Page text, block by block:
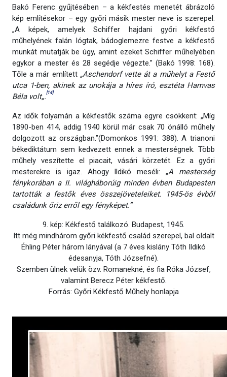
Bakó Ferenc gyűjtésében – a kékfestés menetét ábrázoló
kép említésekor – egy győri másik mester neve is szerepel:
„A képek, amelyek Schiffer hajdani győri kékfestő
műhelyének falán lógtak, bádoglemezre festve a kékfestő
munkát mutatják be úgy, amint ezeket Schiffer műhelyében
egykor a mester és 28 segédje végezte.” (Bakó 1998: 168).
Tőle a már említett „Aschendorf vette át a műhelyt a Festő
utca 1-ben, akinek az unokája a híres író, esztéta Hamvas
Béla volt„. [14]
Az idők folyamán a kékfestők száma egyre csökkent: „Míg
1890-ben 414, addig 1940 körül már csak 70 önálló műhely
dolgozott az országban.”(Domonkos 1991: 388). A trianoni
békediktátum sem kedvezett ennek a mesterségnek. Több
műhely veszítette el piacait, vásári körzetét. Ez a győri
mesterekre is igaz. Ahogy Ildikó meséli: „A mesterség
fénykorában a II. világháborúig minden évben Budapesten
tartották a festők éves összejöveteleiket. 1945-ös évből
családunk őriz erről egy fényképet.”
9. kép: Kékfestő találkozó. Budapest, 1945.
Itt még mindhárom győri kékfestő család szerepel, bal oldalt
Éhling Péter három lányával (a 7 éves kislány Tóth Ildikó
édesanyja, Tóth Józsefné).
Szemben ülnek velük özv. Romanekné, és fia Róka József,
valamint Berecz Péter kékfestő.
Forrás: Győri Kékfestő Műhely honlapja